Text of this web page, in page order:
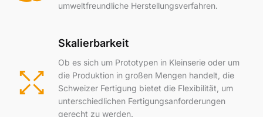
umweltfreundliche Herstellungsverfahren.
Skalierbarkeit
Ob es sich um Prototypen in Kleinserie oder um
die Produktion in großen Mengen handelt, die
Schweizer Fertigung bietet die Flexibilität, um
unterschiedlichen Fertigungsanforderungen
gerecht zu werden.